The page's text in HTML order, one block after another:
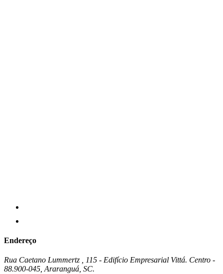
Endereço
Rua Caetano Lummertz , 115 - Edifício Empresarial Vittá. Centro -
88.900-045, Araranguá, SC.